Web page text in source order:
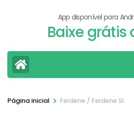
App disponível para
Baixe grátis
Página inicial > Feldene / Feldene Sl